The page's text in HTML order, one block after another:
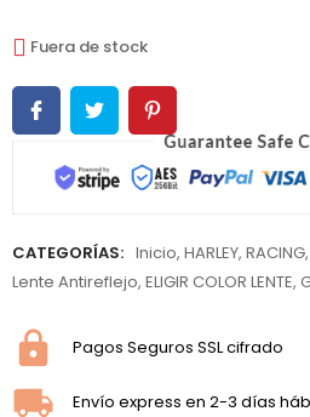
Fuera de stock
CATEGORÍAS: Inicio, HARLEY, RACING,
Lente Antireflejo, ELIGIR COLOR LENTE,
Pagos Seguros SSL cifrado
Envío express en 2-3 días